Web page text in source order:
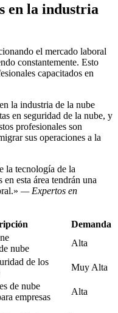
en la industria
el mercado laboral
constantemente. Esto
capacitados en
la industria de la nube
en seguridad de la nube, y
profesionales son
sus operaciones a la
la tecnología de la
esta área tendrán una
— Expertos en
Demanda
nube
Alta
de los
Muy Alta
de nube
empresas
Alta